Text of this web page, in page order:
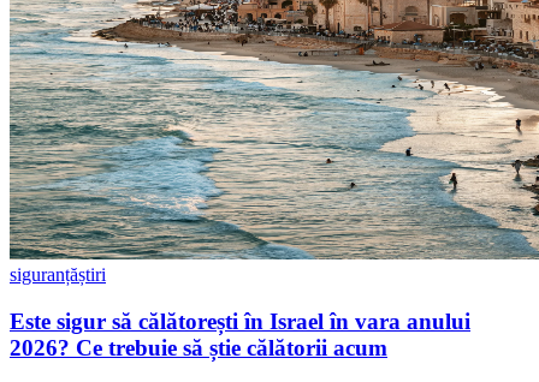
siguranțăștiri
Este sigur să călătorești în Israel în vara anului
2026? Ce trebuie să știe călătorii acum